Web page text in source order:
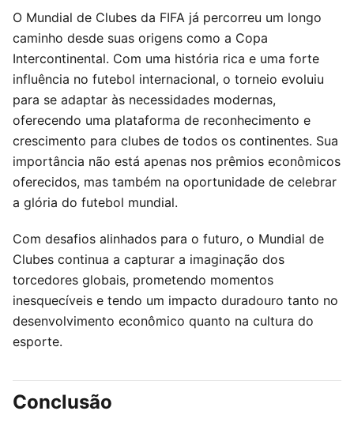
O Mundial de Clubes da FIFA já percorreu um longo
caminho desde suas origens como a Copa
Intercontinental. Com uma história rica e uma forte
influência no futebol internacional, o torneio evoluiu
para se adaptar às necessidades modernas,
oferecendo uma plataforma de reconhecimento e
crescimento para clubes de todos os continentes. Sua
importância não está apenas nos prêmios econômicos
oferecidos, mas também na oportunidade de celebrar
a glória do futebol mundial.
Com desafios alinhados para o futuro, o Mundial de
Clubes continua a capturar a imaginação dos
torcedores globais, prometendo momentos
inesquecíveis e tendo um impacto duradouro tanto no
desenvolvimento econômico quanto na cultura do
esporte.
Conclusão